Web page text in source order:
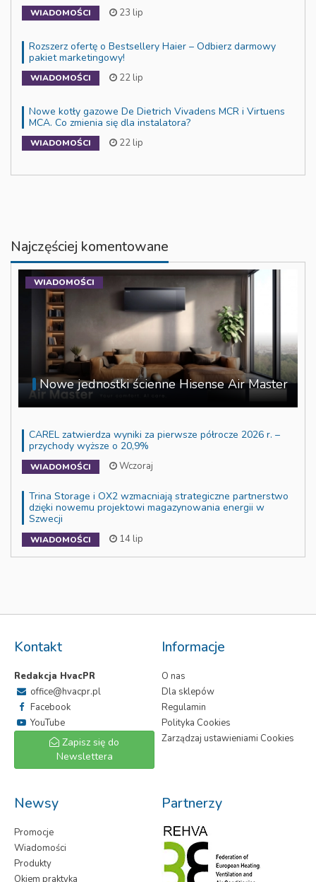
WIADOMOŚCI 23 lip
Rozszerz ofertę o Bestsellery Haier – Odbierz darmowy
pakiet marketingowy!
WIADOMOŚCI 22 lip
Nowe kotły gazowe De Dietrich Vivadens MCR i Virtuens
MCA. Co zmienia się dla instalatora?
WIADOMOŚCI 22 lip
Najczęściej komentowane
Nowe jednostki ścienne Hisense Air Master
WIADOMOŚCI
CAREL zatwierdza wyniki za pierwsze półrocze 2026 r. –
przychody wyższe o 20,9%
WIADOMOŚCI Wczoraj
Trina Storage i OX2 wzmacniają strategiczne partnerstwo
dzięki nowemu projektowi magazynowania energii w
Szwecji
WIADOMOŚCI 14 lip
Kontakt
Redakcja HvacPR
office@hvacpr.pl
Facebook
YouTube
Zapisz się do
Newslettera
Informacje
O nas
Dla sklepów
Regulamin
Polityka Cookies
Zarządzaj ustawieniami Cookies
Newsy
Promocje
Wiadomości
Produkty
Okiem praktyka
Partnerzy